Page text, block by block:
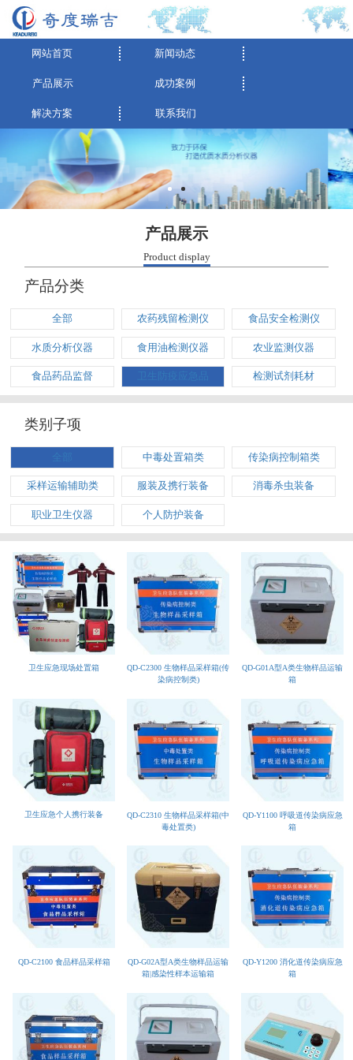
网站首页 新闻动态
产品展示 成功案例
解决方案 联系我们
产品展示
Product display
产品分类
全部 农药残留检测仪 食品安全检测仪
水质分析仪器 食用油检测仪器 农业监测仪器
食品药品监督 卫生防疫应急品 检测试剂耗材
类别子项
中毒处置箱类 传染病控制箱类
采样运输辅助类 服装及携行装备 消毒杀虫装备
职业卫生仪器 个人防护装备
卫生应急现场处置箱
QD-C2300 生物样品采样箱(传
染病控制类)
QD-G01A型A类生物样品运输
箱
卫生应急个人携行装备
QD-C2310 生物样品采样箱(中
毒处置类)
QD-Y1100 呼吸道传染病应急
箱
QD-C2100 食品样品采样箱
QD-G02A型A类生物样品运输
箱|感染性样本运输箱
QD-Y1200 消化道传染病应急
箱